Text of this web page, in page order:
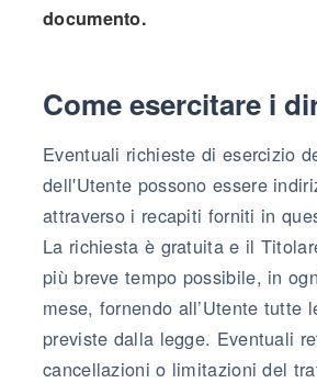
documento.
Come esercitare i
Eventuali richieste di esercizio
dell'Utente possono essere
attraverso i recapiti forniti in
La richiesta è gratuita e il
più breve tempo possibile, in
mese, fornendo all’Utente tutte
previste dalla legge. Eventuali
cancellazioni o limitazioni del